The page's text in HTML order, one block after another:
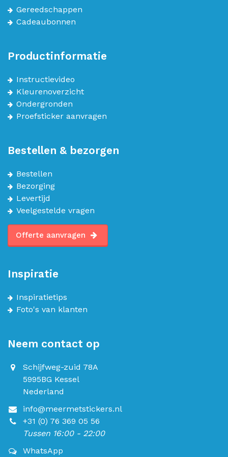
Gereedschappen
Cadeaubonnen
Productinformatie
Instructievideo
Kleurenoverzicht
Ondergronden
Proefsticker aanvragen
Bestellen & bezorgen
Bestellen
Bezorging
Levertijd
Veelgestelde vragen
Offerte aanvragen
Inspiratie
Inspiratietips
Foto's van klanten
Neem contact op
Schijfweg-zuid 78A
5995BG Kessel
Nederland
info@meermetstickers.nl
+31 (0) 76 369 05 56
Tussen 16:00 - 22:00
WhatsApp